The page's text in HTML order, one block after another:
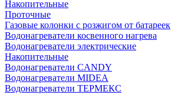
Накопительные
Проточные
Газовые колонки с розжигом от батареек
Водонагреватели косвенного нагрева
Водонагреватели электрические
Накопительные
Водонагреватели CANDY
Водонагреватели MIDEA
Водонагреватели ТЕРМЕКС